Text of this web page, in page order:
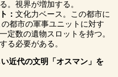
。視界が増加する。
： 文化力ベース。この都市に
都市の軍事ユニットに対す
定数の遺物スロットを持つ。
る必要がある。
い近代の文明「オスマン」を